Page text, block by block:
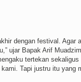
dengan festival. Agar
ujar Bapak Arif
tertekan sekaligus
Tapi justru itu yang